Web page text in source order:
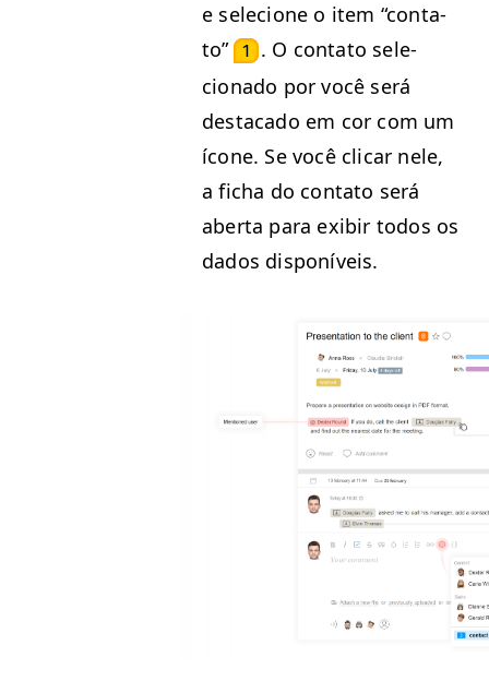
e sele­cione o item “con­ta­
to”
1
. O con­ta­to sele­
ciona­do por você será
desta­ca­do em cor com um
ícone. Se você clicar nele,
a ficha do con­ta­to será
aber­ta para exibir todos os
dados disponíveis.